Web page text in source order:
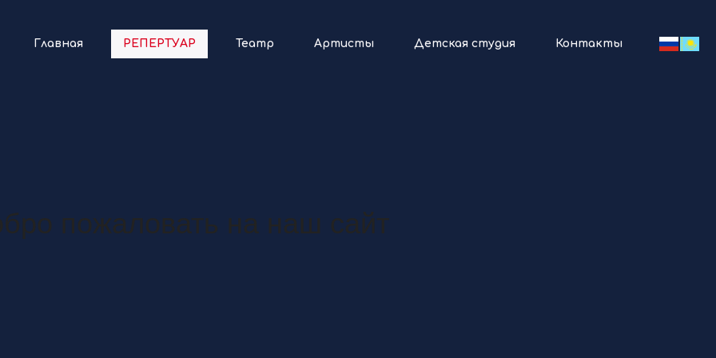
Главная РЕПЕРТУАР Театр Артисты Детская студия Контакты
пожаловать на наш сайт